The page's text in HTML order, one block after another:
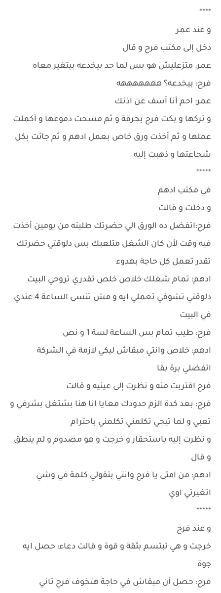
****
و عند عمر
دخل إلى مكتب فرح و قال
عمر: متزعليش هو بس لما حد بيخدعه بيتغير معاه
فرح: بيخدعه؟ هههههههه
عمر: احم أنا آسف عن اذنك
و تركها و بكت فرح بحرقة و ثم مسحت دموعها و أكملت
عملها و ثم أخذت ورق خاص بعمل ادهم و ثم جائت بكل
شجاعتها و ذهبت إليه
*****
في مكتب ادهم
و دخلت و قالت
فرح:اتفضل ده الورق الي حضرتك طلبته من يومين أخذت
فيه وقت لأن كان الشغل متلعبك بس دلوقتي حضرتك
تقدر تعمل كل حاجة بهدوء
ادهم: تمام شغلك خلاص خلص تقدري تروحي البيت
دلوقتي تشوفي تعملي ايه و مش تنسى الساعة 4 عندي
في البيت
فرح: طيب تمام بس الساعة لسة 1 و نص
ادهم: خلاص وانتي مبقاش ليكي لازمة في الشركة
اتفضلي برة بقا
فرح اقتربت منه و نظرت إلى عينيه و قالت
فرح: بعد كدة الزم حدودك معايا انا هنا بشتغل بشرفي و
تعبي و لما تيجي تكلمني تكلمني باحترام
و نظرت إليه باستحقار و خرجت و هو مصدوم و لم ينطق
و قال
ادهم: من امتى يا فرح وانتي بتقولي كلمة في وشي
اتغيرتي اوي
*****
و عند فرح
خرجت و هي تبتسم بثقة و قوة و قالت دعاء: حصل ايه
جوة
فرح: حصل أن مبقاش في حاجة هتخوف فرح تاني